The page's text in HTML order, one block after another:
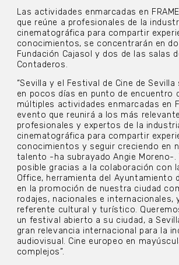
Las actividades enmarcadas en
que reúne a profesionales de la
cinematográfica para compartir
conocimientos, se concentrarán en
Fundación Cajasol y dos de las salas
Contaderos.
“Sevilla y el Festival de Cine de
en pocos días en punto de encuentro
múltiples actividades enmarcadas en
evento que reunirá a los más
profesionales y expertos de la
cinematográfica para compartir
conocimientos y seguir creciendo en
talento -ha subrayado Angie Moreno-.
posible gracias a la colaboración con
Office, herramienta del Ayuntamiento
en la promoción de nuestra ciudad
rodajes, nacionales e internacionales,
referente cultural y turístico.
un festival abierto a su ciudad, a
gran relevancia internacional para la
audiovisual. Cine europeo en
complejos”.